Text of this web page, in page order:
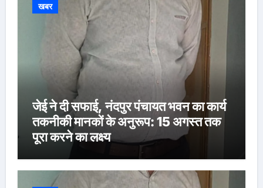
खबर
जेई ने दी सफाई, नंदपुर पंचायत भवन का कार्य
तकनीकी मानकों के अनुरूप: 15 अगस्त तक
पूरा करने का लक्ष्य